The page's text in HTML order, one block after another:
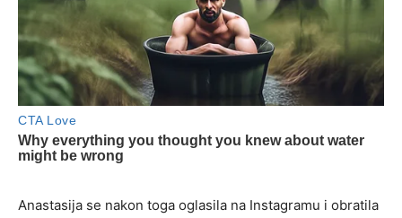
Anastasija se nakon toga oglasila na Instagramu i obratila